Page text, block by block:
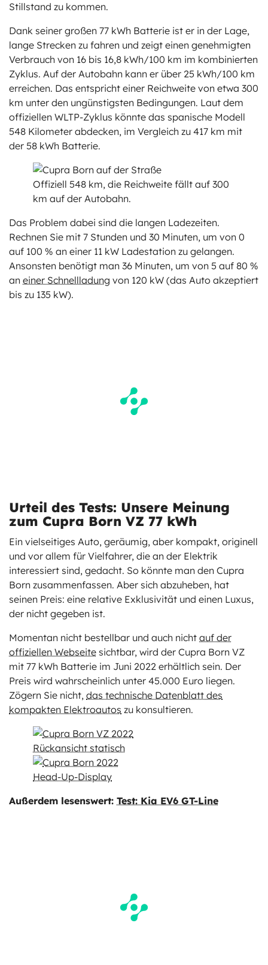
Stillstand zu kommen.
Dank seiner großen 77 kWh Batterie ist er in der Lage,
lange Strecken zu fahren und zeigt einen genehmigten
Verbrauch von 16 bis 16,8 kWh/100 km im kombinierten
Zyklus. Auf der Autobahn kann er über 25 kWh/100 km
erreichen. Das entspricht einer Reichweite von etwa 300
km unter den ungünstigsten Bedingungen. Laut dem
offiziellen WLTP-Zyklus könnte das spanische Modell
548 Kilometer abdecken, im Vergleich zu 417 km mit
der 58 kWh Batterie.
Offiziell 548 km, die Reichweite fällt auf 300
km auf der Autobahn.
Das Problem dabei sind die langen Ladezeiten.
Rechnen Sie mit 7 Stunden und 30 Minuten, um von 0
auf 100 % an einer 11 kW Ladestation zu gelangen.
Ansonsten benötigt man 36 Minuten, um von 5 auf 80 %
an einer Schnellladung von 120 kW (das Auto akzeptiert
bis zu 135 kW).
Urteil des Tests: Unsere Meinung
zum Cupra Born VZ 77 kWh
Ein vielseitiges Auto, geräumig, aber kompakt, originell
und vor allem für Vielfahrer, die an der Elektrik
interessiert sind, gedacht. So könnte man den Cupra
Born zusammenfassen. Aber sich abzuheben, hat
seinen Preis: eine relative Exklusivität und einen Luxus,
der nicht gegeben ist.
Momentan nicht bestellbar und auch nicht auf der
offiziellen Webseite sichtbar, wird der Cupra Born VZ
mit 77 kWh Batterie im Juni 2022 erhältlich sein. Der
Preis wird wahrscheinlich unter 45.000 Euro liegen.
Zögern Sie nicht, das technische Datenblatt des
kompakten Elektroautos zu konsultieren.
Außerdem lesenswert: Test: Kia EV6 GT-Line